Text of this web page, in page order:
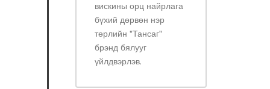
вискины орц найрлага
бүхий дөрвөн нэр
төрлийн "Тансаг"
брэнд бялууг
үйлдвэрлэв.